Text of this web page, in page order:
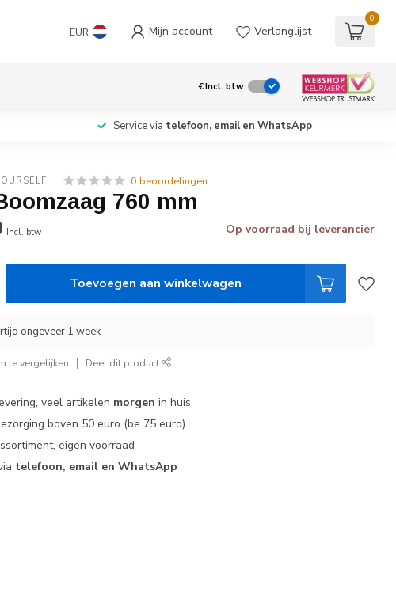
EUR Mijn account Verlanglijst
0
€Incl. btw
Service via telefoon, email en WhatsApp
0 beoordelingen
760 mm
Incl. btw Op voorraad bij leverancier
Toevoegen aan winkelwagen
ongeveer 1 week
te vergelijken Deel dit product
veel artikelen morgen in huis
boven 50 euro (be 75 euro)
eigen voorraad
telefoon, email en WhatsApp